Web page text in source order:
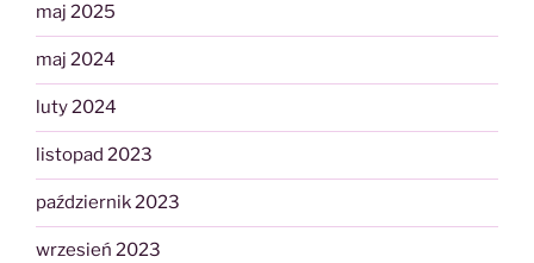
maj 2025
maj 2024
luty 2024
listopad 2023
październik 2023
wrzesień 2023